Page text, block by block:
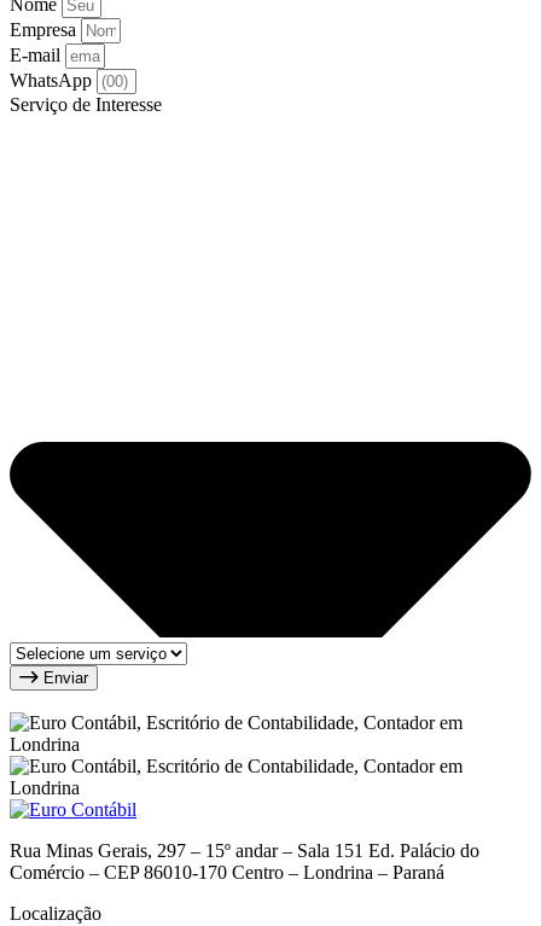
Nome
Empresa
E-mail
WhatsApp
Serviço de Interesse
Enviar
Rua Minas Gerais, 297 – 15º andar – Sala 151 Ed. Palácio do
Comércio – CEP 86010-170 Centro – Londrina – Paraná
Localização